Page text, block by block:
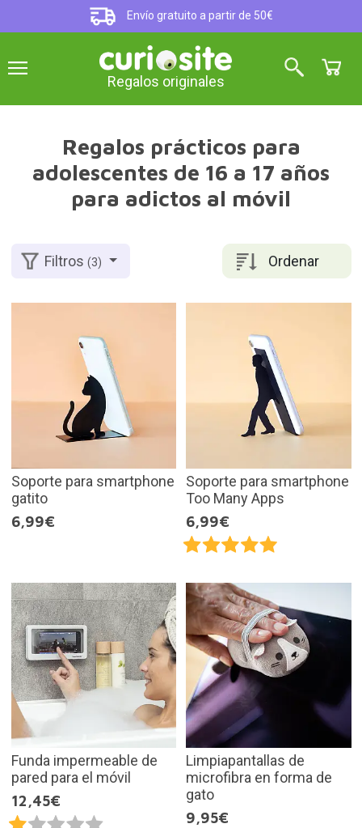
Envío gratuito a partir de 50€
Regalos originales
Regalos prácticos para
adolescentes de 16 a 17 años
para adictos al móvil
Ordenar
Filtros(3)
Soporte para smartphone
gatito
6,99€
Soporte para smartphone
Too Many Apps
6,99€
Funda impermeable de
pared para el móvil
12,45€
Limpiapantallas de
microfibra en forma de
gato
9,95€